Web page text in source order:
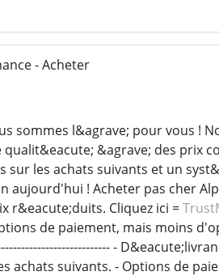
- Acheter
sommes l&agrave; pour vous !
&agrave; des prix
les achats suivants et un
aujourd'hui ! Acheter pas cher
r&eacute;duits. Cliquez ici =
de paiement, mais moins
-
achats suivants. - Options de